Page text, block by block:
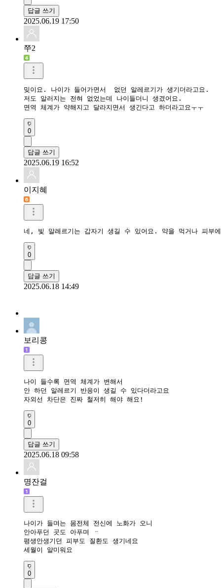
답글 쓰기
2025.06.19 17:50
쭈2
밎이요. 나이가 들어가면서  없던 알레르기가 생기더라고요.
저도 알러지는 전혀 없었는데 나이들더니 생겼어요.
면역 체계가 약해지고 달라지면서 생긴다고 하더라고요ㅜㅜ
0
답글 쓰기
2025.06.19 16:52
이지혜
네, 빛 알레르기는 갑자기 생길 수 있어요. 약을 먹거나 피부
0
답글 쓰기
2025.06.18 14:49
보리콩
나이 들수록 면역 체계가 변해서
안 하던 알레르기 반응이 생길 수 있다더라고요
자외선 차단은 진짜 철저히 해야 해요!
0
답글 쓰기
2025.06.18 09:58
명잔걸
나이가 들며는 몸전체 전신에 노화가 오니
안아푸던 곳도 아푸며 ᆢ
평생안생기던 피부도 질환도 생기네요
세월이 얄미워요
0